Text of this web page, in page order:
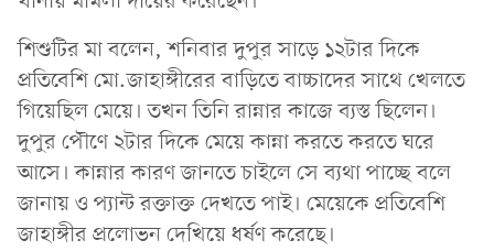
শিশুটির মা বলেন, শনিবার দুপুর সাড়ে ১২টার দিকে
প্রতিবেশি মো.জাহাঙ্গীরের বাড়িতে বাচ্চাদের সাথে খেলতে
গিয়েছিল মেয়ে। তখন তিনি রান্নার কাজে ব্যস্ত ছিলেন।
দুপুর পৌণে ২টার দিকে মেয়ে কান্না করতে করতে ঘরে
আসে। কান্নার কারণ জানতে চাইলে সে ব্যথা পাচ্ছে বলে
জানায় ও প্যান্ট রক্তাক্ত দেখতে পাই। মেয়েকে প্রতিবেশি
জাহাঙ্গীর প্রলোভন দেখিয়ে ধর্ষণ করেছে।